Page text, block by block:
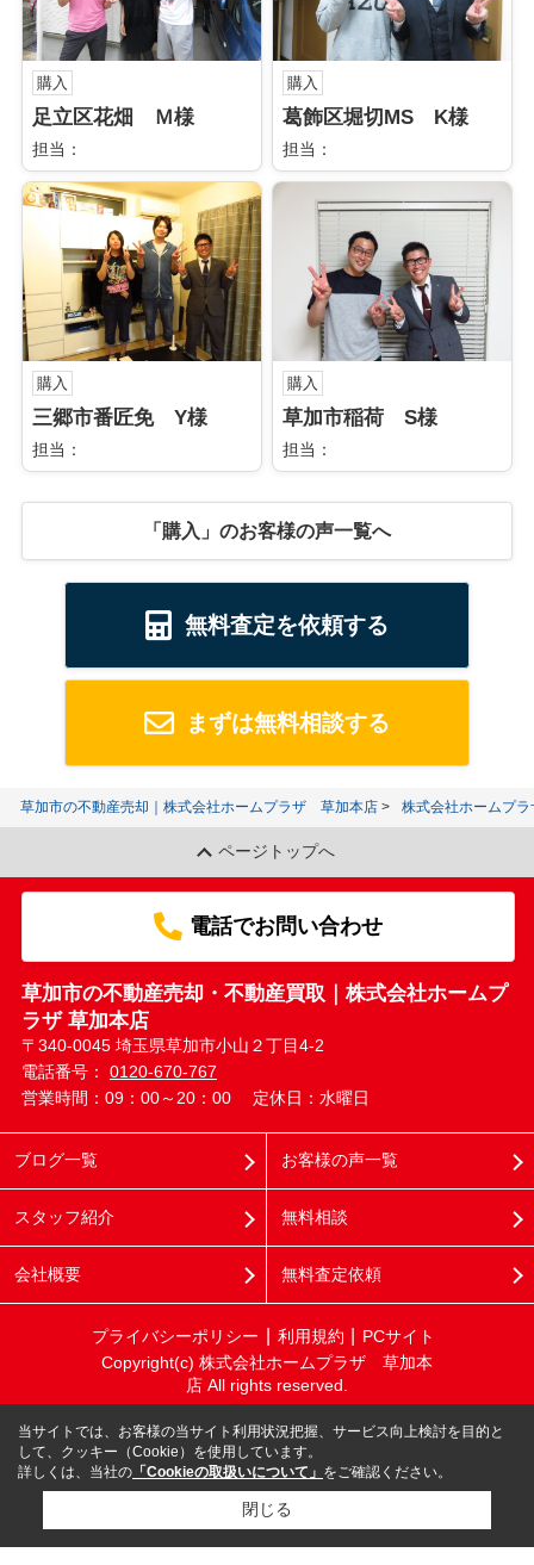
購入
足立区花畑 Ｍ様
担当：
購入
葛飾区堀切MS K様
担当：
購入
三郷市番匠免 Y様
担当：
購入
草加市稲荷 S様
担当：
「購入」のお客様の声一覧へ
無料査定を依頼する
まずは無料相談する
草加市の不動産売却｜株式会社ホームプラザ 草加本店 株式会社ホームプ
ページトップへ
電話でお問い合わせ
草加市の不動産売却・不動産買取｜株式会社ホームプ
ラザ 草加本店
〒340-0045 埼玉県草加市小山２丁目4-2
電話番号： 0120-670-767
営業時間：09：00～20：00
定休日：水曜日
ブログ一覧
スタッフ紹介
会社概要
お客様の声一覧
無料相談
無料査定依頼
プライバシーポリシー 利用規約
PCサイト
Copyright(c) 株式会社ホームプラザ 草加本
店 All rights reserved.
当サイトでは、お客様の当サイト利用状況把握、サービス向上検討を目的と
して、クッキー（Cookie）を使用しています。
詳しくは、当社の 「Cookieの取扱いについて」 をご確認ください。
閉じる